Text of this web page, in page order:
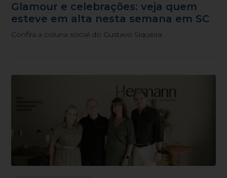
Glamour e celebrações: veja quem
esteve em alta nesta semana em SC
Confira a coluna social do Gustavo Siqueira.